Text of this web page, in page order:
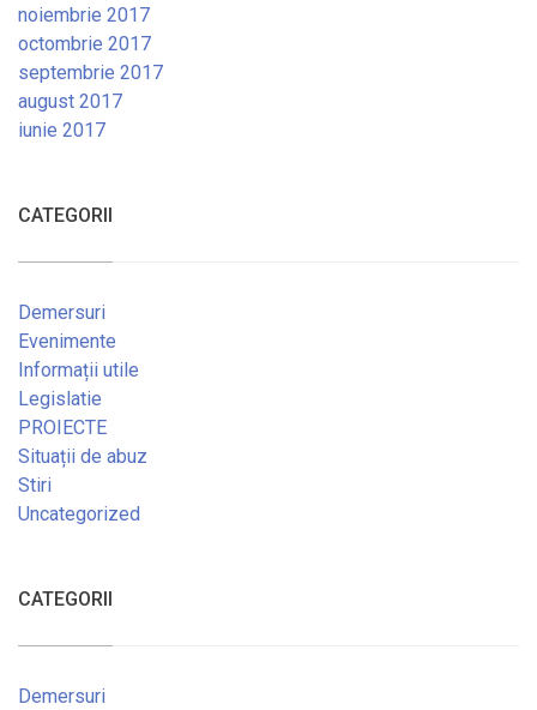
noiembrie 2017
octombrie 2017
septembrie 2017
august 2017
iunie 2017
CATEGORII
Demersuri
Evenimente
Informații utile
Legislatie
PROIECTE
Situații de abuz
Stiri
Uncategorized
CATEGORII
Demersuri